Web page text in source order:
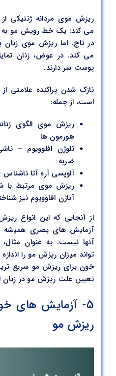
ریزش موی مردانه ژنتیکی
می کند: یک خط رویش مو به
در تاج. اما ریزش موی زنان
می کند. در عوض، زنان
پوست سر دارند.
نازک شدن پراکنده علامتی
است، از جمله:
ریزش موی الگوی
هورمون ها
تلوژن افلوویوم –
ضربه
آلوپسی آره آتا
ریزش موی مرتبط با
آناژن افلوویوم نیز
از آنجایی که این انواع
آزمایش های بصری همیشه
آنها نیست. به عنوان
تواند میزان ریزش مو را
خون برای ریزش مو سریع
تعیین علت ریزش مو در
5- آزمایش های
ریزش مو